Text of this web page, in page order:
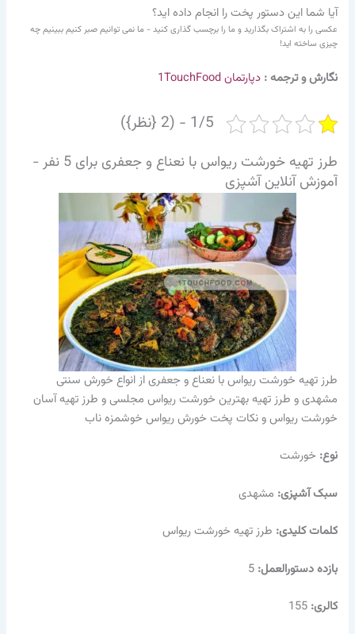
آیا شما این دستور پخت را انجام داده اید؟
عکسی را به اشتراک بگذارید و ما را برچسب گذاری کنید - ما نمی توانیم صبر کنیم ببینیم چه
چیزی ساخته اید!
نگارش و ترجمه :دپارتمان 1TouchFood
1/5 - (2 {نظر})
طرز تهیه خورشت ریواس با نعناع و جعفری برای 5 نفر -
آموزش آنلاین آشپزی
طرز تهیه خورشت ریواس با نعناع و جعفری از انواع خورش سنتی
مشهدی و طرز تهیه بهترین خورشت ریواس مجلسی و طرز تهیه آسان
خورشت ریواس و نکات پخت خورش ریواس خوشمزه ناب
نوع: خورشت
سبک آشپزی: مشهدی
کلمات کلیدی: طرز تهیه خورشت ریواس
بازده دستورالعمل:5
کالری:155